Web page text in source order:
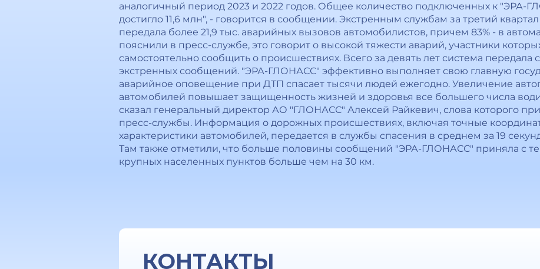
аналогичный период 2023 и 2022 годов. Общее количество подключенных к "ЭРА-
достигло 11,6 млн", - говорится в сообщении. Экстренным службам за третий
передала более 21,9 тыс. аварийных вызовов автомобилистов, причем 83% - в
пояснили в пресс-службе, это говорит о высокой тяжести аварий, участники
самостоятельно сообщить о происшествиях. Всего за девять лет система передала
экстренных сообщений. "ЭРА-ГЛОНАСС" эффективно выполняет свою главную
аварийное оповещение при ДТП спасает тысячи людей ежегодно. Увеличение
автомобилей повышает защищенность жизней и здоровья все большего числа
сказал генеральный директор АО "ГЛОНАСС" Алексей Райкевич, слова которого
пресс-службы. Информация о дорожных происшествиях, включая точные
характеристики автомобилей, передается в службы спасения в среднем за 19
Там также отметили, что больше половины сообщений "ЭРА-ГЛОНАСС" приняла с
крупных населенных пунктов больше чем на 30 км.
КОНТАКТЫ